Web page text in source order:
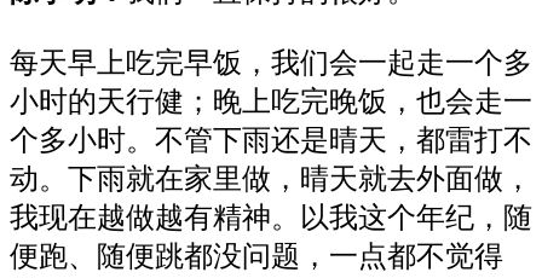
每天早上吃完早饭，我们会一起走一个多
小时的天行健；晚上吃完晚饭，也会走一
个多小时。不管下雨还是晴天，都雷打不
动。下雨就在家里做，晴天就去外面做，
我现在越做越有精神。以我这个年纪，随
便跑、随便跳都没问题，一点都不觉得